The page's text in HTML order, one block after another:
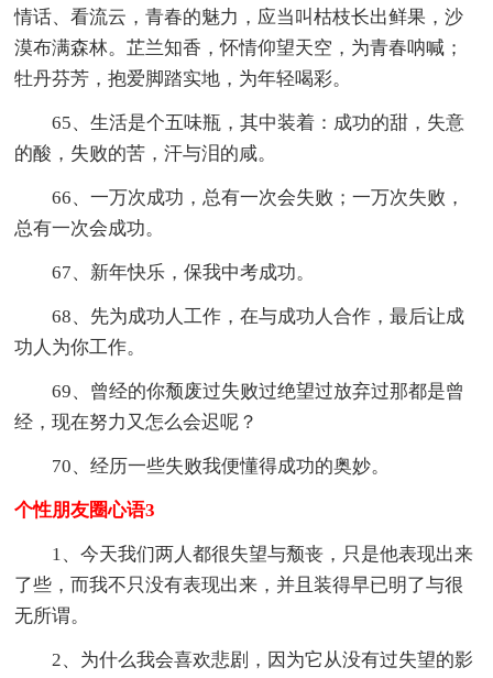
情话、看流云，青春的魅力，应当叫枯枝长出鲜果，沙
漠布满森林。芷兰知香，怀情仰望天空，为青春呐喊；
牡丹芬芳，抱爱脚踏实地，为年轻喝彩。
65、生活是个五味瓶，其中装着：成功的甜，失意
的酸，失败的苦，汗与泪的咸。
66、一万次成功，总有一次会失败；一万次失败，
总有一次会成功。
67、新年快乐，保我中考成功。
68、先为成功人工作，在与成功人合作，最后让成
功人为你工作。
69、曾经的你颓废过失败过绝望过放弃过那都是曾
经，现在努力又怎么会迟呢？
70、经历一些失败我便懂得成功的奥妙。
个性朋友圈心语3
1、今天我们两人都很失望与颓丧，只是他表现出来
了些，而我不只没有表现出来，并且装得早已明了与很
无所谓。
2、为什么我会喜欢悲剧，因为它从没有过失望的影